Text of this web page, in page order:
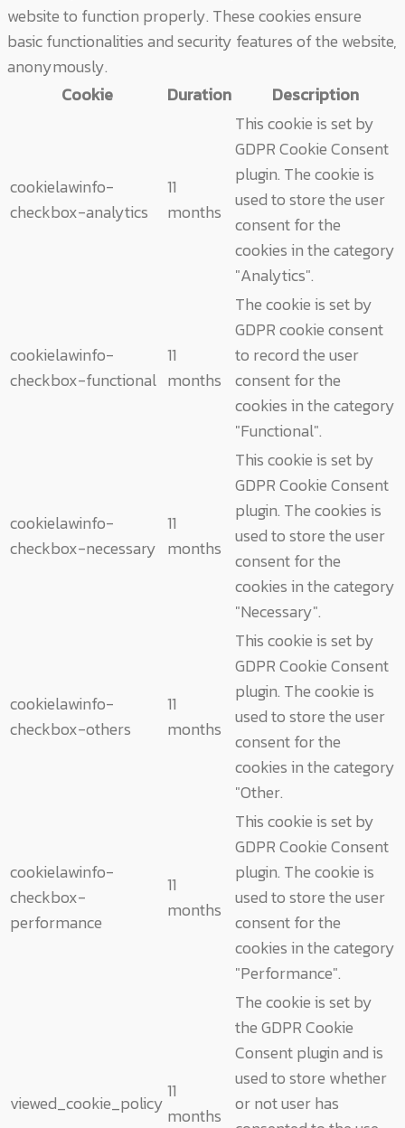
website to function properly. These cookies ensure
basic functionalities and security features of the website,
anonymously.
Cookie
Duration Description
cookielawinfo-
checkbox-analytics
11
months
This cookie is set by
GDPR Cookie Consent
plugin. The cookie is
used to store the user
consent for the
cookies in the category
"Analytics".
cookielawinfo-
checkbox-functional
11
months
The cookie is set by
GDPR cookie consent
to record the user
consent for the
cookies in the category
"Functional".
cookielawinfo-
checkbox-necessary
11
months
This cookie is set by
GDPR Cookie Consent
plugin. The cookies is
used to store the user
consent for the
cookies in the category
"Necessary".
cookielawinfo-
checkbox-others
11
months
This cookie is set by
GDPR Cookie Consent
plugin. The cookie is
used to store the user
consent for the
cookies in the category
"Other.
cookielawinfo-
checkbox-
performance
11
months
This cookie is set by
GDPR Cookie Consent
plugin. The cookie is
used to store the user
consent for the
cookies in the category
"Performance".
viewed_cookie_policy
11
months
The cookie is set by
the GDPR Cookie
Consent plugin and is
used to store whether
or not user has